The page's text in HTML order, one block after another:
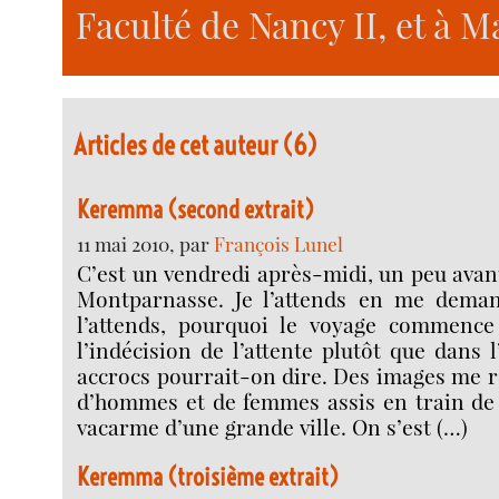
Faculté de Nancy II, et à
Articles de cet auteur (6)
Keremma (second extrait)
11 mai 2010, parFrançois Lunel
C’est un vendredi après-midi, un peu
Montparnasse. Je l’attends en me
l’attends, pourquoi le voyage
l’indécision de l’attente plutôt que dans
accrocs pourrait-on dire. Des images me
d’hommes et de femmes assis en train
vacarme d’une grande ville. On s’est (…)
Keremma (troisième extrait)